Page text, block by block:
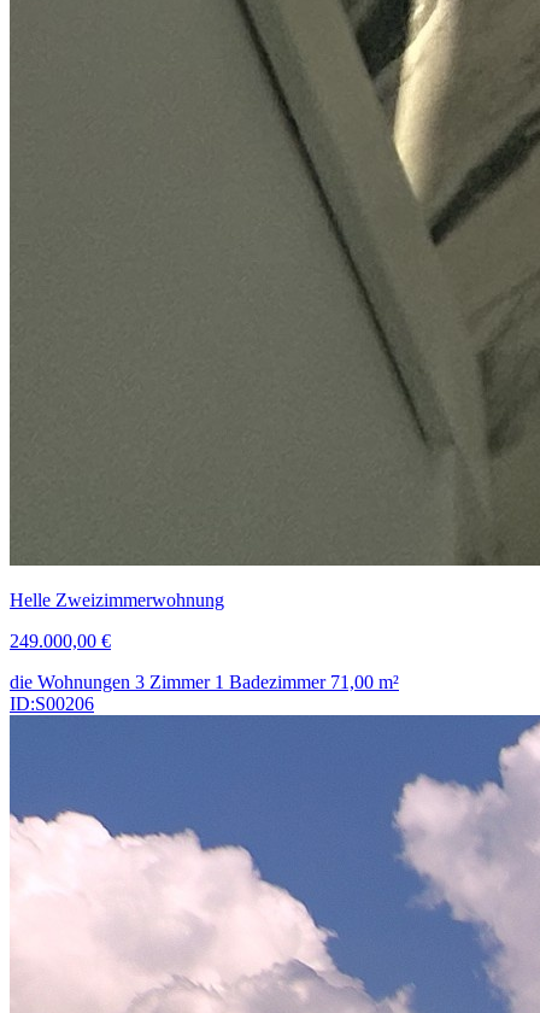
Helle Zweizimmerwohnung
249.000,00 €
die Wohnungen 3 Zimmer 1 Badezimmer 71,00 m²
ID:S00206